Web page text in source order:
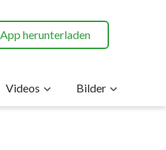
App herunterladen
Videos Bilder